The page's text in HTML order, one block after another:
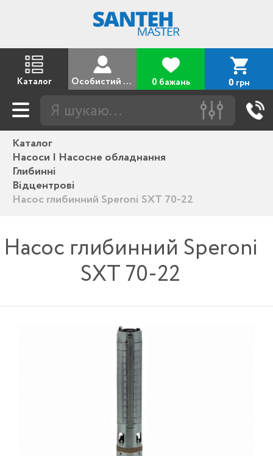
Каталог Особистий кабінет 0 бажань 0 грн
Каталог
Насоси | Насосне обладнання
Глибинні
Відцентрові
Насос глибинний Speroni SXT 70-22
Насос глибинний Speroni
SXT 70-22